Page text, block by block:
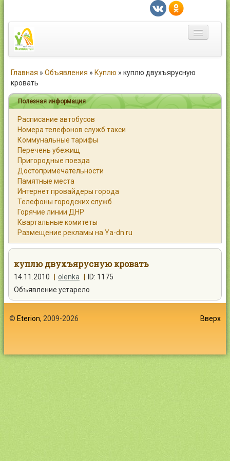
Статьи
Каталог
Справочник
Работа
Объявления
Помощь
Войти
Главная » Объявления » Куплю » куплю двухъярусную
кровать
Полезная информация
Расписание автобусов
Номера телефонов служб такси
Коммунальные тарифы
Перечень убежищ
Пригородные поезда
Достопримечательности
Памятные места
Интернет провайдеры города
Телефоны городских служб
Горячие линии ДНР
Квартальные комитеты
Размещение рекламы на Ya-dn.ru
куплю двухъярусную кровать
14.11.2010 olenka
ID: 1175
Объявление устарело
© Eterion, 2009-2026 Вверх